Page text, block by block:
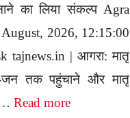
का लिया संकल्प Agra
2026, 12:15:00
tajnews.in | आगरा: मातृ
जन तक पहुंचाने और मातृ
Read more